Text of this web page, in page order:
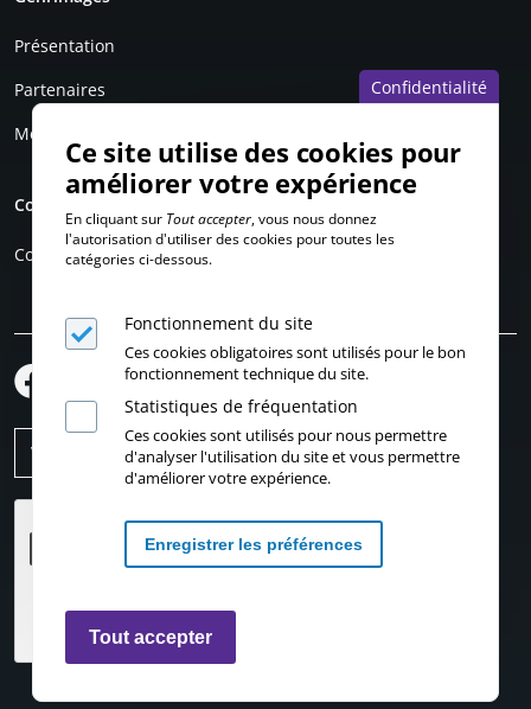
Présentation
Partenaires
Mentions légales
Compte personnel
Connexion
Confidentialité
Ce site utilise des cookies pour
améliorer votre expérience
En cliquant sur Tout accepter, vous nous donnez
l'autorisation d'utiliser des cookies pour toutes les
catégories ci-dessous.
Fonctionnement du site
Ces cookies obligatoires sont utilisés pour le bon
fonctionnement technique du site.
Statistiques de fréquentation
Ces cookies sont utilisés pour nous permettre
d'analyser l'utilisation du site et vous permettre
d'améliorer votre expérience.
Enregistrer les préférences
Tout accepter